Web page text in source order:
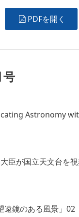
PDFを開く
Astronomy
臣が国立天文台を視
遠鏡のある風景」02